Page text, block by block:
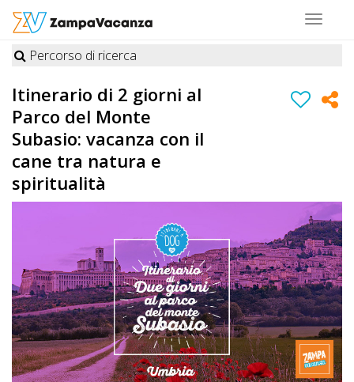
Toggle
STRUTTURE
A
DOG
LUOGHI
DOG
OFFERTE
A
DOG
Percorso di ricerca
Itinerario di 2 giorni al
Parco del Monte
Subasio: vacanza con il
cane tra natura e
spiritualità